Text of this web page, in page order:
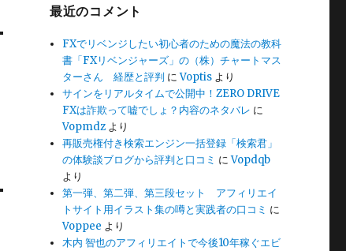
最近のコメント
FXでリベンジしたい初心者のための魔法の教科
書「FXリベンジャーズ」の（株）チャートマス
ターさん 経歴と評判 にVoptis より
サインをリアルタイムで公開中！ZERO DRIVE
FXは詐欺って嘘でしょ？内容のネタバレ に
Vopmdz より
再販売権付き検索エンジン一括登録「検索君」
の体験談ブログから評判と口コミ にVopdqb
より
第一弾、第二弾、第三段セット アフィリエイ
トサイト用イラスト集の噂と実践者の口コミ に
Voppee より
木内 智也のアフィリエイトで今後10年稼ぐエビ